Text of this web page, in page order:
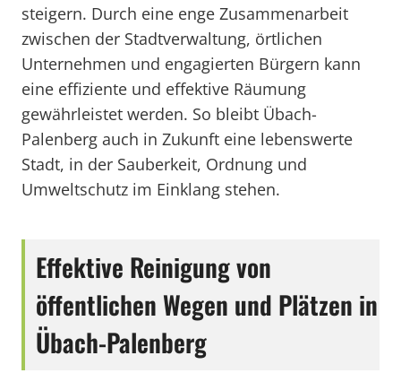
steigern. Durch eine enge Zusammenarbeit
zwischen der Stadtverwaltung, örtlichen
Unternehmen und engagierten Bürgern kann
eine effiziente und effektive Räumung
gewährleistet werden. So bleibt Übach-
Palenberg auch in Zukunft eine lebenswerte
Stadt, in der Sauberkeit, Ordnung und
Umweltschutz im Einklang stehen.
Effektive Reinigung von
öffentlichen Wegen und Plätzen in
Übach-Palenberg